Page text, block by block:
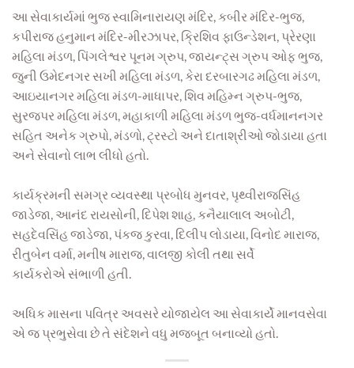
આ સેવાકાર્યમાં ભુજ સ્વામિનારાયણ મંદિર, કબીર મંદિર-ભુજ,
કપીરાજ હનુમાન મંદિર-મીરઝાપર, ક્રિશિવ ફાઉન્ડેશન, પ્રેરણા
મહિલા મંડળ, પિંગલેશ્વર પૂનમ ગ્રુપ, જાયન્ટ્સ ગ્રુપ ઓફ ભુજ,
જુની ઉમેદનગર સખી મહિલા મંડળ, કેરા દરબારગઢ મહિલા મંડળ,
આઇયાનગર મહિલા મંડળ-માધાપર, શિવ મહિમ્ન ગ્રુપ-ભુજ,
સુરજપર મહિલા મંડળ, મહાકાળી મહિલા મંડળ ભુજ-વર્ધમાનનગર
સહિત અનેક ગ્રુપો, મંડળો, ટ્રસ્ટો અને દાતાશ્રીઓ જોડાયા હતા
અને સેવાનો લાભ લીધો હતો.
કાર્યક્રમની સમગ્ર વ્યવસ્થા પ્રબોધ મુનવર, પૃથ્વીરાજસિંહ
જાડેજા, આનંદ રાયસોની, દિપેશ શાહ, કનૈયાલાલ અબોટી,
સહદેવસિંહ જાડેજા, પંકજ કુરવા, દિલીપ લોડાયા, વિનોદ મારાજ,
રીતુબેન વર્મા, મનીષ મારાજ, વાલજી કોલી તથા સર્વે
કાર્યકરોએ સંભાળી હતી.
અધિક માસના પવિત્ર અવસરે યોજાયેલ આ સેવાકાર્યે માનવસેવા
એ જ પ્રભુસેવા છે તે સંદેશને વધુ મજબૂત બનાવ્યો હતો.